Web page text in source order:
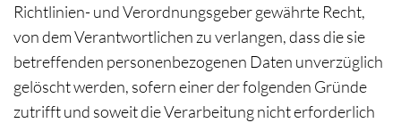
Richtlinien- und Verordnungsgeber gewährte Recht,
von dem Verantwortlichen zu verlangen, dass die sie
betreffenden personenbezogenen Daten unverzüglich
gelöscht werden, sofern einer der folgenden Gründe
zutrifft und soweit die Verarbeitung nicht erforderlich